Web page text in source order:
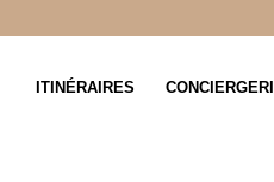
ITINÉRAIRES